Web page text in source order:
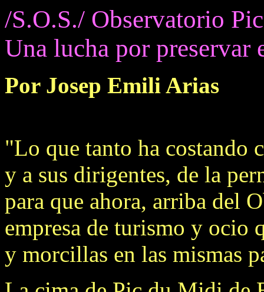
/S.O.S./ Observatorio
Una lucha por preservar
Por Josep Emili Arias
"Lo que tanto ha costando
y a sus dirigentes, de la
para que ahora, arriba del
empresa de turismo y ocio
y morcillas en las mismas